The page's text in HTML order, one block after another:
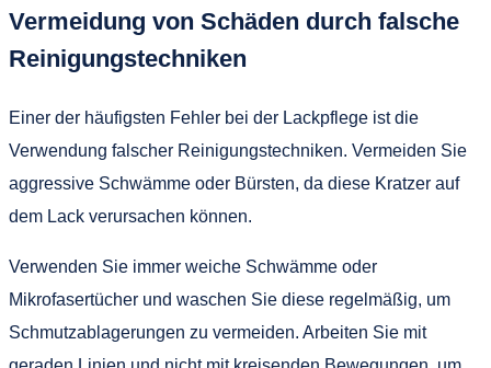
Vermeidung von Schäden durch falsche
Reinigungstechniken
Einer der häufigsten Fehler bei der Lackpflege ist die
Verwendung falscher Reinigungstechniken. Vermeiden Sie
aggressive Schwämme oder Bürsten, da diese Kratzer auf
dem Lack verursachen können.
Verwenden Sie immer weiche Schwämme oder
Mikrofasertücher und waschen Sie diese regelmäßig, um
Schmutzablagerungen zu vermeiden. Arbeiten Sie mit